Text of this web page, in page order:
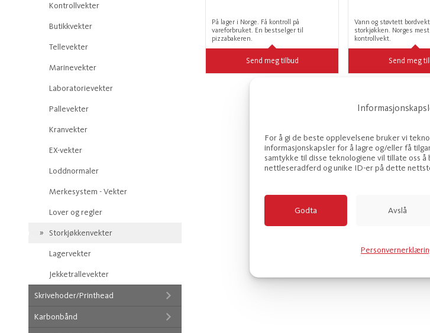
Kontrollvekter
Butikkvekter
Tellevekter
Marinevekter
Laboratorievekter
Pallevekter
Kranvekter
EX-vekter
Loddnormaler
Merkesystem - Vekter
Lover og regler
Storkjøkkenvekter
Lagervekter
Jekketrallevekter
Skrivehoder/Printhead
Karbonbånd
På lager i Norge. Få kontroll på
vareforbruket. En bestselger til
pizzabakeren.
Send meg tilbud
Vann og støvtett bordvekt
storkjøkken. Norges
kontrollvekt.
Send meg
For å gi de beste opplevelsene bruker vi
informasjonskapsler for å lagre og/eller få
samtykke til disse teknologiene vil tillate oss å
nettleseradferd og unike ID-er på dette
Godta Avslå